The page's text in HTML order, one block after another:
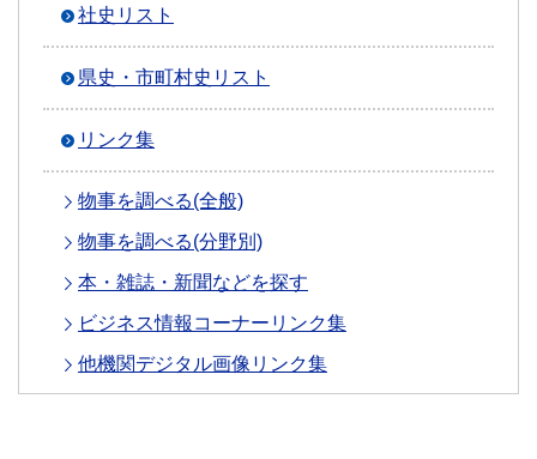
社史リスト
県史・市町村史リスト
リンク集
物事を調べる(全般)
物事を調べる(分野別)
本・雑誌・新聞などを探す
ビジネス情報コーナーリンク集
他機関デジタル画像リンク集